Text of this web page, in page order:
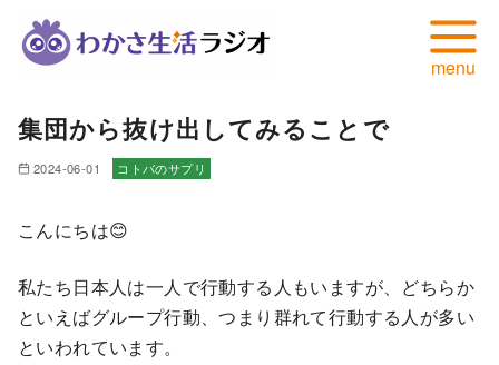
集団から抜け出してみることで
2024-06-01 コトバのサプリ
こんにちは😊
私たち日本人は一人で行動する人もいますが、どちらか
といえばグループ行動、つまり群れて行動する人が多い
といわれています。